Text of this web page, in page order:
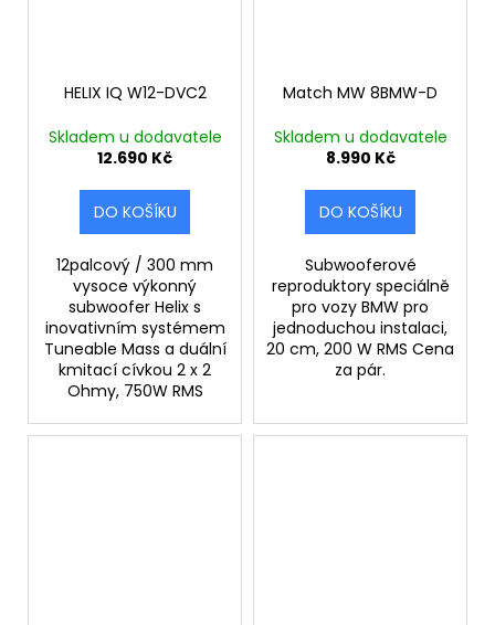
HELIX IQ W12-DVC2
Skladem u dodavatele
12.690 Kč
DO KOŠÍKU
12palcový / 300 mm
vysoce výkonný
subwoofer Helix s
inovativním systémem
Tuneable Mass a duální
kmitací cívkou 2 x 2
Ohmy, 750W RMS
Match MW 8BMW-D
Skladem u dodavatele
8.990 Kč
DO KOŠÍKU
Subwooferové
reproduktory speciálně
pro vozy BMW pro
jednoduchou instalaci,
20 cm, 200 W RMS Cena
za pár.